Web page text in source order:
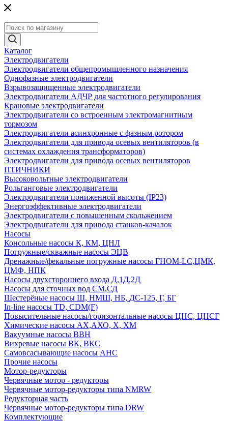
Каталог
Электродвигатели
Электродвигатели общепромышленного назначения
Однофазные электродвигатели
Взрывозащищенные электродвигатели
Электродвигатели АДЧР для частотного регулирования
Крановые электродвигатели
Электродвигатели со встроенным электромагнитным
тормозом
Электродвигатели асинхронные с фазным ротором
Электродвигатели для привода осевых вентиляторов (в
системах охлаждения трансформаторов)
Электродвигатели для привода осевых вентиляторов
ПТИЧНИКИ
Высоковольтные электродвигатели
Рольганговые электродвигатели
Электродвигатели пониженной высоты (IP23)
Энергоэффективные электродвигатели
Электродвигатели с повышенным скольжением
Электродвигатели для привода станков-качалок
Насосы
Консольные насосы К, КМ, ЦНЛ
Погружные/скважные насосы ЭЦВ
Дренажные/фекальные погружные насосы ГНОМ-LC,ЦМК,
ЦМФ, НПК
Насосы двухстороннего входа Д,1Д,2Д
Насосы для сточных вод СМ,СД
Шестерёные насосы Ш, НМШ, НБ, ДС-125, Г, БГ
In-line насосы TD, CDM(F)
Повысительные насосы/горизонтальные насосы ЦНС, ЦНСГ
Химические насосы АХ,АХО, Х, ХМ
Вакуумные насосы ВВН
Вихревые насосы ВК, ВКС
Самовсасывающие насосы АНС
Прочие насосы
Мотор-редукторы
Червячные мотор - редукторы
Червячные мотор-редукторы типа NMRW
Редукторная часть
Червячные мотор-редукторы типа DRW
Комплектующие